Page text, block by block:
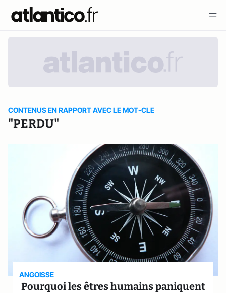
CONTENUS EN RAPPORT AVEC LE MOT-CLE
"PERDU"
ANGOISSE
Pourquoi les êtres humains paniquent